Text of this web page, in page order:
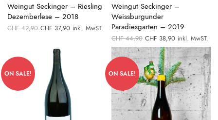
Weingut Seckinger – Riesling
Dezemberlese – 2018
CHF42,90 Ursprünglicher
Preis war:
CHF 37,90Aktueller
inkl. MwST.
Weingut Seckinger –
Weissburgunder
Paradiesgarten – 2019
CHF44,90 Ursprünglicher
Preis war:
CHF 44,90
CHF 38,90Aktueller
Preis ist:
CHF 38,90.
inkl. MwST.
ON SALE! ON SALE!